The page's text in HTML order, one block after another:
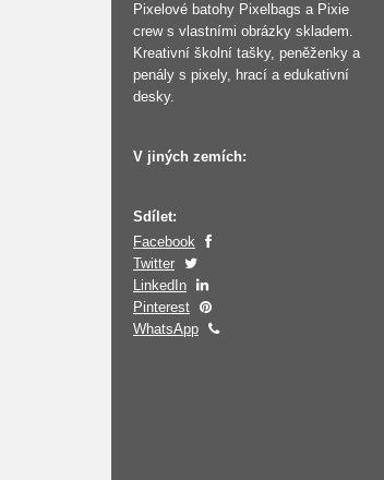
Pixelové batohy Pixelbags a Pixie
crew s vlastními obrázky skladem.
Kreativní školní tašky, peněženky a
penály s pixely, hrací a edukativní
desky.
V jiných zemích:
Sdílet:
Facebook
Twitter
LinkedIn
Pinterest
WhatsApp